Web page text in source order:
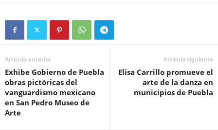
Artículo anterior
Exhibe Gobierno de Puebla
obras pictóricas del
vanguardismo mexicano
en San Pedro Museo de
Arte
Artículo siguiente
Elisa Carrillo promueve el
arte de la danza en
municipios de Puebla